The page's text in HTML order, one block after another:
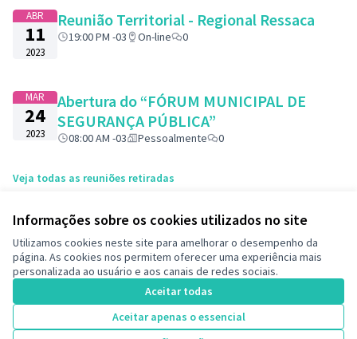
Informações sobre os cookies utilizados no site
Utilizamos cookies neste site para amelhorar o desempenho da
página. As cookies nos permitem oferecer uma experiência mais
personalizada ao usuário e aos canais de redes sociais.
Aceitar todas
Aceitar apenas o essencial
ABR
11
2023
Reunião Territorial - Regional Ressaca
19:00 PM -03 On-line 0
MAR
24
2023
Abertura do “FÓRUM MUNICIPAL DE
SEGURANÇA PÚBLICA”
08:00 AM -03 Pessoalmente 0
Veja todas as reuniões retiradas
Termos de serviço
Configurações de cookies
Decide Contagem no Instagram
(Link externo)
Licença
(Link